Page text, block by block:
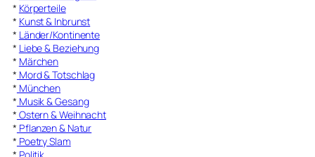
* Körperteile
* Kunst & Inbrunst
* Länder/Kontinente
* Liebe & Beziehung
* Märchen
* Mord & Totschlag
* München
* Musik & Gesang
* Ostern & Weihnacht
* Pflanzen & Natur
* Poetry Slam